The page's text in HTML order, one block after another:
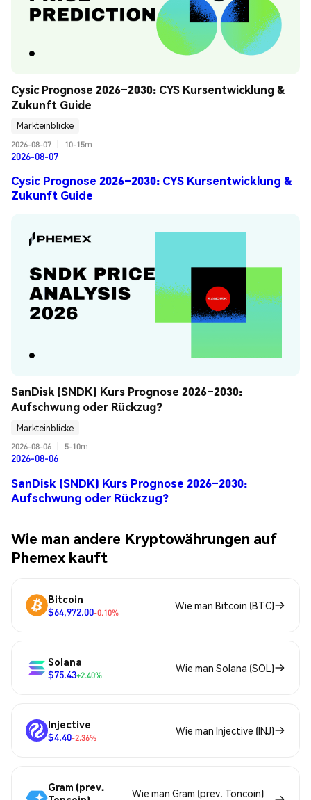
Cysic Prognose 2026–2030: CYS Kursentwicklung &
Zukunft Guide
Markteinblicke
2026-08-07
10-15m
2026-08-07
Cysic Prognose 2026–2030: CYS Kursentwicklung &
Zukunft Guide
SanDisk (SNDK) Kurs Prognose 2026–2030:
Aufschwung oder Rückzug?
Markteinblicke
2026-08-06
5-10m
2026-08-06
SanDisk (SNDK) Kurs Prognose 2026–2030:
Aufschwung oder Rückzug?
Wie man andere Kryptowährungen auf
Phemex kauft
Bitcoin
$64,972.00-0.10%
Wie man Bitcoin (BTC)
Solana
$75.43+2.40%
Wie man Solana (SOL)
Injective
$4.40-2.36%
Wie man Injective (INJ)
Gram (prev.
Wie man Gram (prev. Toncoin)